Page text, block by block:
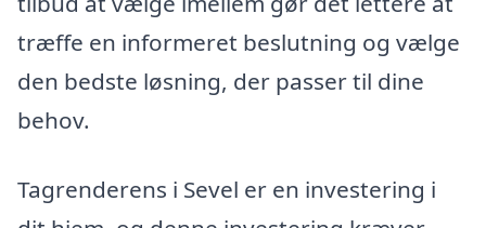
træffe en informeret beslutning og vælge
den bedste løsning, der passer til dine
behov.
Tagrenderens i Sevel er en investering i